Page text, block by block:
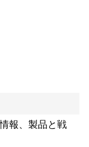
報、製品と戦